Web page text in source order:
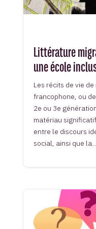
Littérature
une école
Les récits de vie
francophone, ou
2e ou 3e
matériau
entre le discours
social, ainsi que la...